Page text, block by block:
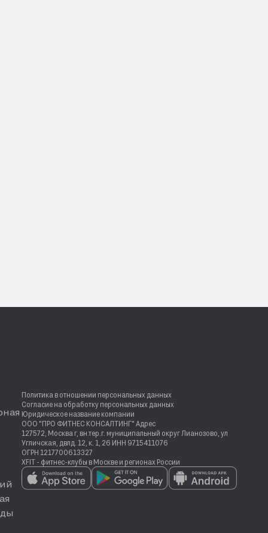
Политика в отношении персональных данных
Согласие на обработку персональных данных
Юридическое название компании
ООО "ПРО ФИТНЕС КОНСАЛТИНГ" Адрес
127572, Москва г, вн.тер.г. муниципальный округ Лианозово, ул
Угличская, двлд. 12, к. 1, 26 ИНН 9715411076
ОГРН 1217700613327
XFIT - фитнес-клубы в Москве и регионах России